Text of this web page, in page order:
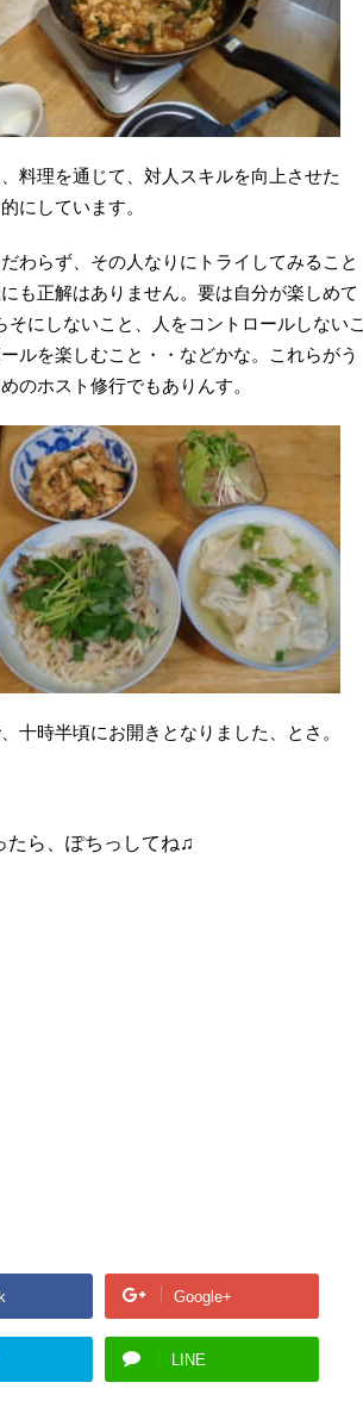
料理を通じて、対人スキルを向上させた
にしています。
わらず、その人なりにトライしてみること
も正解はありません。要は自分が楽しめて
にしないこと、人をコントロールしないこ
ルを楽しむこと・・などかな。これらがう
のホスト修行でもありんす。
十時半頃にお開きとなりました、とさ。
たら、ぽちっしてね♫
Google+
LINE